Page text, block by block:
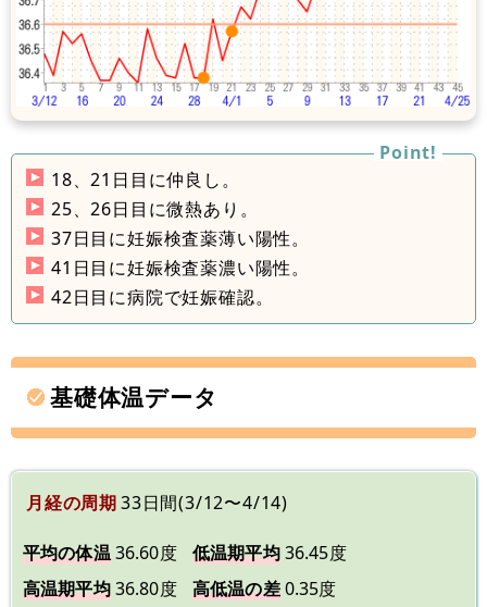
18、21日目に仲良し。
25、26日目に微熱あり。
37日目に妊娠検査薬薄い陽性。
41日目に妊娠検査薬濃い陽性。
42日目に病院で妊娠確認。
基礎体温データ
月経の周期33日間(3/12〜4/14)
平均の体温36.60度 低温期平均36.45度
高温期平均36.80度 高低温の差0.35度